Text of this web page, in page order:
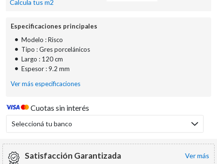
Calcula tus m2
Especificaciones principales
• Modelo : Risco
• Tipo : Gres porcelánicos
• Largo : 120 cm
• Espesor : 9.2 mm
Ver más especificaciones
Cuotas sin interés
Seleccioná tu banco
Satisfacción Garantizada
ver más